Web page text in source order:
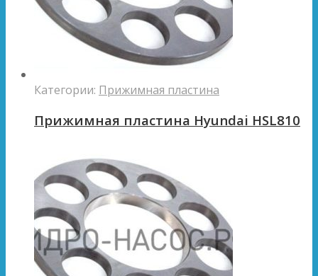
Категории: Прижимная пластина
Прижимная пластина Hyundai HSL810